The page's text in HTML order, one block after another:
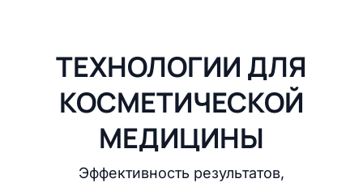
ТЕХНОЛОГИИ ДЛЯ
КОСМЕТИЧЕСКОЙ
МЕДИЦИНЫ
Эффективность результатов,